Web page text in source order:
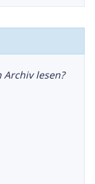
lesen?